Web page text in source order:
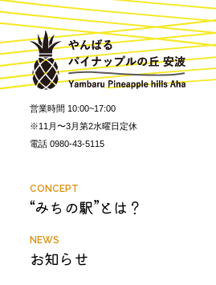
営業時間 10:00~17:00
※11月〜3月第2水曜日定休
電話 0980-43-5115
CONCEPT
“みちの駅”とは？
NEWS
お知らせ